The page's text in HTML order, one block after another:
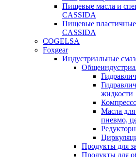
Пищевые масла и
CASSIDA
Пищевые
CASSIDA
COGELSA
Foxgear
Индустриальные
жидкости
Масла
пневмо,
Продукты для
Продукты для